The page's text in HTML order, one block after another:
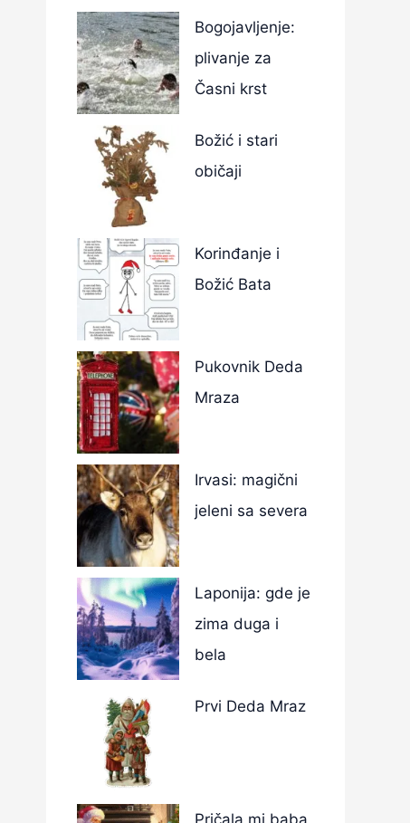
Bogojavljenje:
plivanje za
Časni krst
Božić i stari
običaji
Korinđanje i
Božić Bata
Pukovnik Deda
Mraza
Irvasi: magični
jeleni sa severa
Laponija: gde je
zima duga i
bela
Prvi Deda Mraz
Pričala mi baba